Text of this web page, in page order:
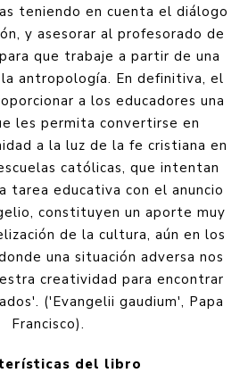
teniendo en cuenta el diálogo
y asesorar al profesorado de
que trabaje a partir de una
antropología. En definitiva, el
a los educadores una
les permita convertirse en
a la luz de la fe cristiana en
católicas, que intentan
tarea educativa con el anuncio
constituyen un aporte muy
de la cultura, aún en los
una situación adversa nos
creatividad para encontrar
('Evangelii gaudium', Papa
Francisco).
del libro